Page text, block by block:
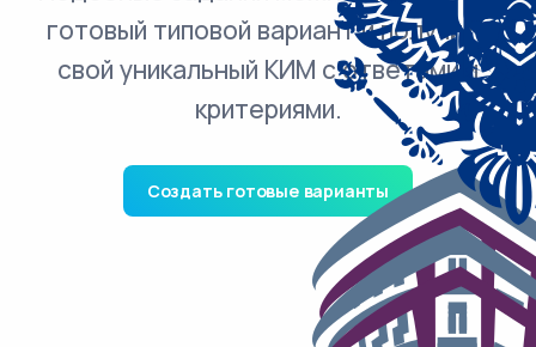
готовый типовой вариант и получить
свой уникальный КИМ с ответами и
критериями.
Создать готовые варианты